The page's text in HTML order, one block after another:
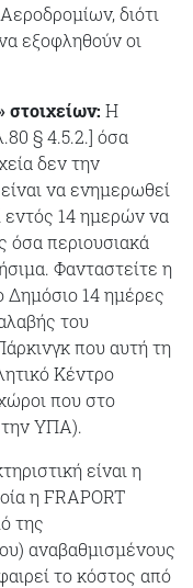
διότι
εξοφληθούν οι
Η
§ 4.5.2.] όσα
δεν την
να ενημερωθεί
14 ημερών να
όσα περιουσιακά
Φανταστείτε η
Δημόσιο 14 ημέρες
του
που αυτή τη
Κέντρο
που στο
την ΥΠΑ).
είναι η
η FRAPORT
της
αναβαθμισμένους
το κόστος από